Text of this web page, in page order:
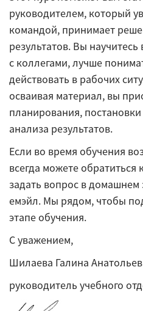
руководителем, который
командой, принимает
результатов. Вы
с коллегами, лучше
действовать в рабочих
осваивая материал, вы
планирования,
анализа результатов.
Если во время обучения
всегда можете
задать вопрос в домашнем
емэйл. Мы рядом, чтобы
этапе обучения.
С уважением,
Шилаева Галина
руководитель учебного